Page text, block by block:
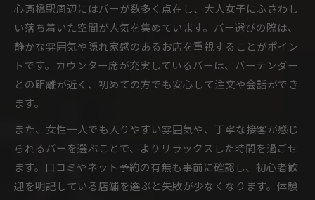
心斎橋駅周辺にはバーが数多く点在し、大人女子にふさわし
い落ち着いた空間が人気を集めています。バー選びの際は、
静かな雰囲気や隠れ家感のあるお店を重視することがポイン
トです。カウンター席が充実しているバーは、バーテンダー
との距離が近く、初めての方でも安心して注文や会話ができ
ます。
また、女性一人でも入りやすい雰囲気や、丁寧な接客が感じ
られるバーを選ぶことで、よりリラックスした時間を過ごせ
ます。口コミやネット予約の有無も事前に確認し、初心者歓
迎を明記している店舗を選ぶと失敗が少なくなります。体験